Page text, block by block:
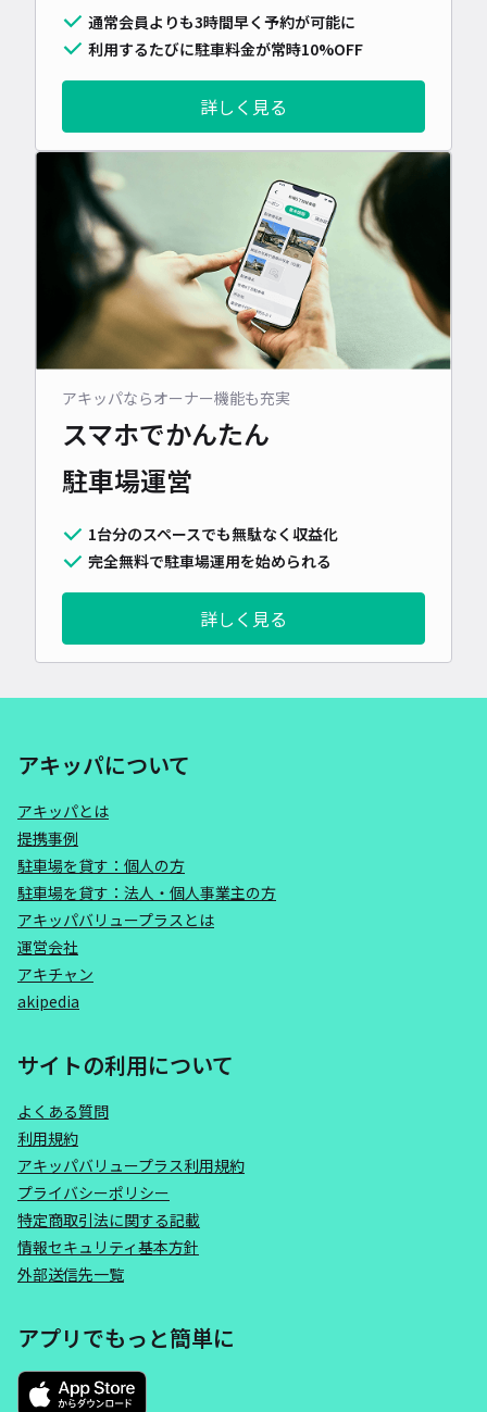
通常会員よりも3時間早く予約が可能に
利用するたびに駐車料金が常時10%OFF
詳しく見る
アキッパならオーナー機能も充実
スマホでかんたん
駐車場運営
1台分のスペースでも無駄なく収益化
完全無料で駐車場運用を始められる
詳しく見る
アキッパについて
アキッパとは
提携事例
駐車場を貸す：個人の方
駐車場を貸す：法人・個人事業主の方
アキッパバリュープラスとは
運営会社
アキチャン
akipedia
サイトの利用について
よくある質問
利用規約
アキッパバリュープラス利用規約
プライバシーポリシー
特定商取引法に関する記載
情報セキュリティ基本方針
外部送信先一覧
アプリでもっと簡単に